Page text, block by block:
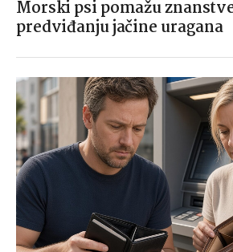
Morski psi pomažu
predviđanju jačine uragana